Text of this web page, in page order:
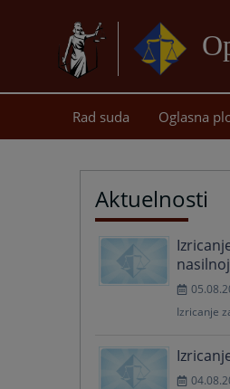
Rad suda Oglasna
Aktuelnosti
Izricanje